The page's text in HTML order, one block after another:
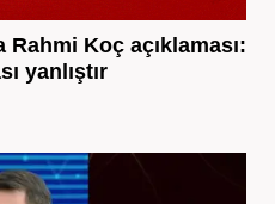
Koç açıklaması:
yanlıştır